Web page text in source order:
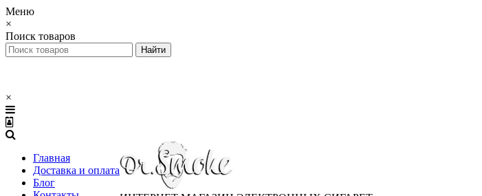
Меню
×
Поиск товаров
×
Главная
Доставка и оплата
Блог